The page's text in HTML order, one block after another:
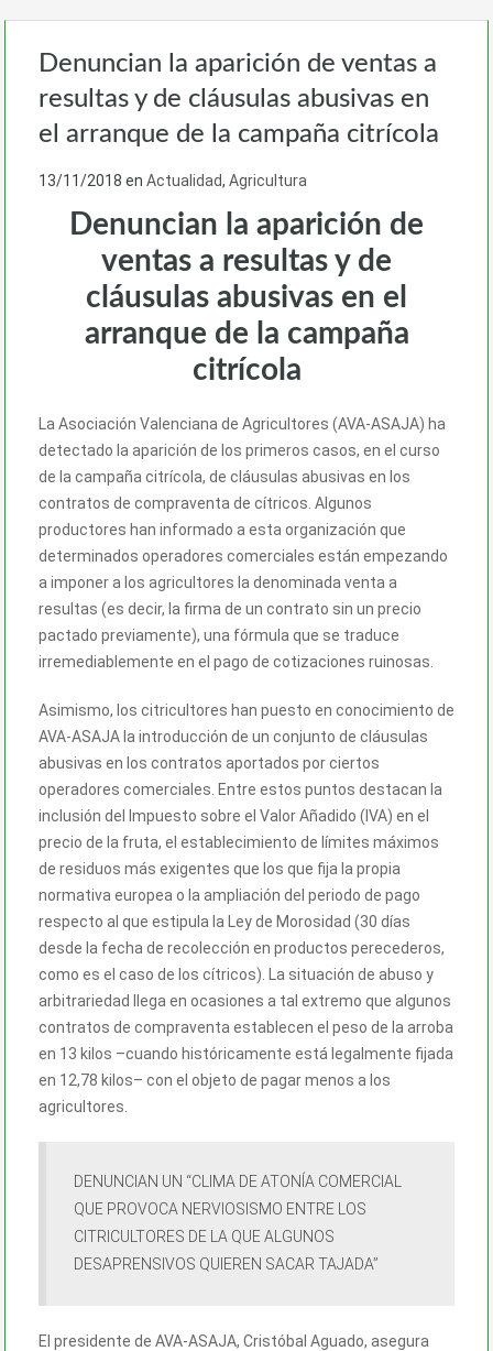
Denuncian la aparición de ventas a
resultas y de cláusulas abusivas en
el arranque de la campaña citrícola
13/11/2018 en Actualidad, Agricultura
Denuncian la aparición de
ventas a resultas y de
cláusulas abusivas en el
arranque de la campaña
citrícola
La Asociación Valenciana de Agricultores (AVA-ASAJA) ha
detectado la aparición de los primeros casos, en el curso
de la campaña citrícola, de cláusulas abusivas en los
contratos de compraventa de cítricos. Algunos
productores han informado a esta organización que
determinados operadores comerciales están empezando
a imponer a los agricultores la denominada venta a
resultas (es decir, la firma de un contrato sin un precio
pactado previamente), una fórmula que se traduce
irremediablemente en el pago de cotizaciones ruinosas.
Asimismo, los citricultores han puesto en conocimiento de
AVA-ASAJA la introducción de un conjunto de cláusulas
abusivas en los contratos aportados por ciertos
operadores comerciales. Entre estos puntos destacan la
inclusión del Impuesto sobre el Valor Añadido (IVA) en el
precio de la fruta, el establecimiento de límites máximos
de residuos más exigentes que los que fija la propia
normativa europea o la ampliación del periodo de pago
respecto al que estipula la Ley de Morosidad (30 días
desde la fecha de recolección en productos perecederos,
como es el caso de los cítricos). La situación de abuso y
arbitrariedad llega en ocasiones a tal extremo que algunos
contratos de compraventa establecen el peso de la arroba
en 13 kilos –cuando históricamente está legalmente fijada
en 12,78 kilos– con el objeto de pagar menos a los
agricultores.
DENUNCIAN UN “CLIMA DE ATONÍA COMERCIAL
QUE PROVOCA NERVIOSISMO ENTRE LOS
CITRICULTORES DE LA QUE ALGUNOS
DESAPRENSIVOS QUIEREN SACAR TAJADA”
El presidente de AVA-ASAJA, Cristóbal Aguado, asegura